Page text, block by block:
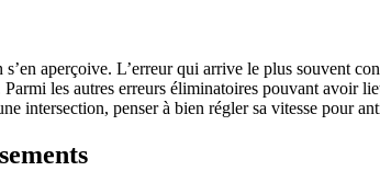
aperçoive. L’erreur qui arrive le plus souvent
les autres erreurs éliminatoires pouvant avoir
intersection, penser à bien régler sa vitesse pour